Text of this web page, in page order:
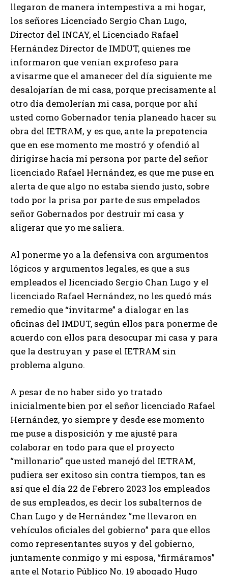
llegaron de manera intempestiva a mi hogar,
los señores Licenciado Sergio Chan Lugo,
Director del INCAY, el Licenciado Rafael
Hernández Director de IMDUT, quienes me
informaron que venían exprofeso para
avisarme que el amanecer del día siguiente me
desalojarían de mi casa, porque precisamente al
otro día demolerían mi casa, porque por ahí
usted como Gobernador tenía planeado hacer su
obra del IETRAM, y es que, ante la prepotencia
que en ese momento me mostró y ofendió al
dirigirse hacia mi persona por parte del señor
licenciado Rafael Hernández, es que me puse en
alerta de que algo no estaba siendo justo, sobre
todo por la prisa por parte de sus empelados
señor Gobernados por destruir mi casa y
aligerar que yo me saliera.
Al ponerme yo a la defensiva con argumentos
lógicos y argumentos legales, es que a sus
empleados el licenciado Sergio Chan Lugo y el
licenciado Rafael Hernández, no les quedó más
remedio que “invitarme” a dialogar en las
oficinas del IMDUT, según ellos para ponerme de
acuerdo con ellos para desocupar mi casa y para
que la destruyan y pase el IETRAM sin
problema alguno.
A pesar de no haber sido yo tratado
inicialmente bien por el señor licenciado Rafael
Hernández, yo siempre y desde ese momento
me puse a disposición y me ajusté para
colaborar en todo para que el proyecto
“millonario” que usted manejó del IETRAM,
pudiera ser exitoso sin contra tiempos, tan es
así que el día 22 de Febrero 2023 los empleados
de sus empleados, es decir los subalternos de
Chan Lugo y de Hernández “me llevaron en
vehículos oficiales del gobierno” para que ellos
como representantes suyos y del gobierno,
juntamente conmigo y mi esposa, “firmáramos”
ante el Notario Público No. 19 abogado Hugo